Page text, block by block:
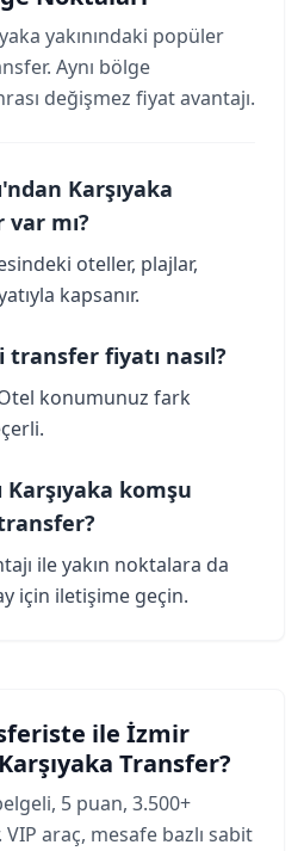
yakınındaki popüler
Aynı bölge
değişmez fiyat avantajı.
Karşıyaka
mı?
oteller, plajlar,
kapsanır.
transfer fiyatı nasıl?
konumunuz fark
komşu
ile yakın noktalara da
için iletişime geçin.
ile İzmir
Transfer?
5 puan, 3.500+
VIP araç, mesafe bazlı sabit